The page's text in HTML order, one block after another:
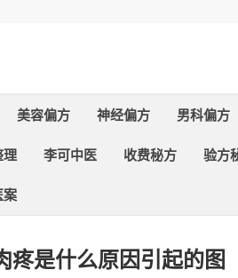
美容偏方 神经偏方 男科偏方
理 李可中医 收费秘方 验方
案
疼是什么原因引起的图